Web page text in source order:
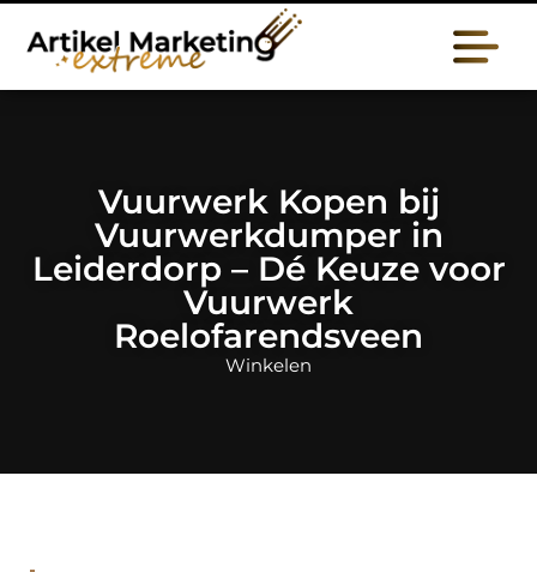
Vuurwerk Kopen bij
Vuurwerkdumper in
Leiderdorp – Dé Keuze voor
Vuurwerk
Roelofarendsveen
Winkelen